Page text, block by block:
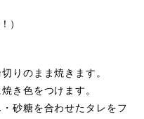
）
りのまま焼きます。
き色をつけます。
砂糖を合わせたタレをフ